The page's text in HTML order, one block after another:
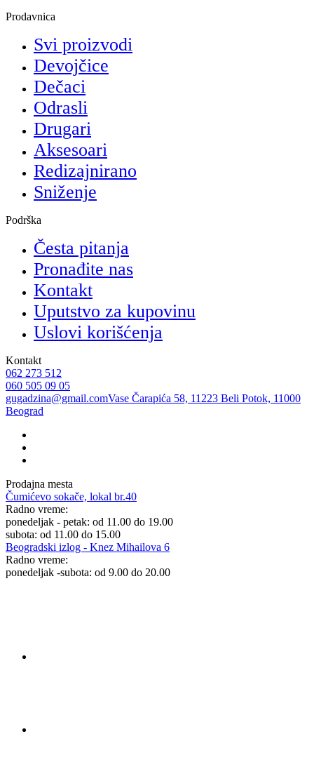
Prodavnica
Svi proizvodi
Devojčice
Dečaci
Odrasli
Drugari
Aksesoari
Redizajnirano
Sniženje
Podrška
Česta pitanja
Pronađite nas
Kontakt
Uputstvo za kupovinu
Uslovi korišćenja
Kontakt
062 273 512
060 505 09 05
gugadzina@gmail.comVase Čarapića 58, 11223 Beli Potok, 11000
Beograd
Prodajna mesta
Čumićevo sokače, lokal br.40
Radno vreme:
ponedeljak - petak: od 11.00 do 19.00
subota: od 11.00 do 15.00
Beogradski izlog - Knez Mihailova 6
Radno vreme:
ponedeljak -subota: od 9.00 do 20.00